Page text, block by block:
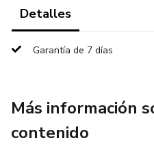
Detalles
Garantía de 7 días
Más información
contenido